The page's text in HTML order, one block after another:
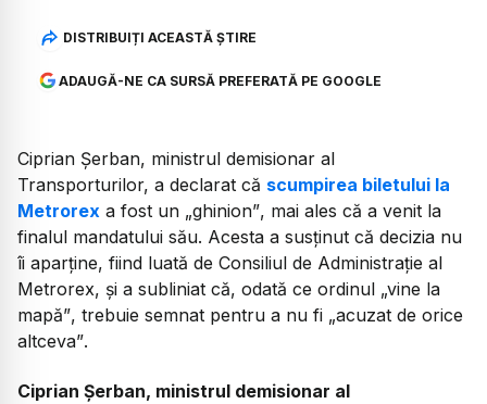
DISTRIBUIȚI ACEASTĂ ȘTIRE
ADAUGĂ-NE CA SURSĂ PREFERATĂ PE GOOGLE
Ciprian Șerban, ministrul demisionar al
Transporturilor, a declarat că scumpirea biletului la
Metrorex a fost un „ghinion”, mai ales că a venit la
finalul mandatului său. Acesta a susținut că decizia nu
îi aparține, fiind luată de Consiliul de Administrație al
Metrorex, și a subliniat că, odată ce ordinul „vine la
mapă”, trebuie semnat pentru a nu fi „acuzat de orice
altceva”.
Ciprian Șerban, ministrul demisionar al